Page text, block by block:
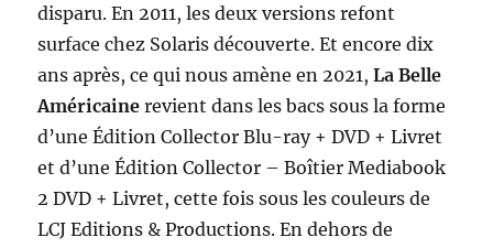
disparu. En 2011, les deux versions refont
surface chez Solaris découverte. Et encore dix
ans après, ce qui nous amène en 2021,La Belle
Américaine revient dans les bacs sous la forme
d’une Édition Collector Blu-ray + DVD + Livret
et d’une Édition Collector – Boîtier Mediabook
2 DVD + Livret, cette fois sous les couleurs de
LCJ Editions & Productions. En dehors de